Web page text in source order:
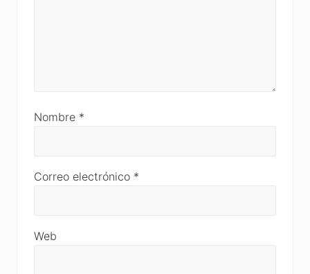
Nombre *
Correo electrónico *
Web